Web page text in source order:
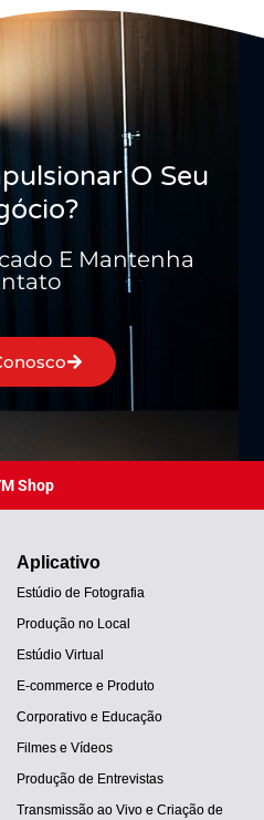
O Seu
E Mantenha
Shop
Aplicativo
Estúdio de Fotografia
Produção no Local
Estúdio Virtual
E-commerce e Produto
Corporativo e Educação
Filmes e Vídeos
Produção de Entrevistas
Transmissão ao Vivo e Criação de